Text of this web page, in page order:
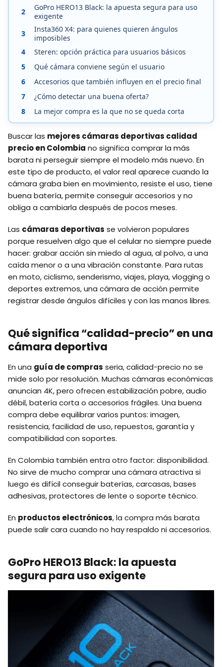
2
GoPro HERO13 Black: la apuesta segura para uso
exigente
3
Insta360 X4: para quienes quieren ángulos
imposibles
4
Steren: opción práctica para usuarios básicos
5
Qué cámara conviene según el usuario
6
Accesorios que también influyen en el precio final
7
¿Cómo detectar una buena oferta?
8
La mejor compra es la que no se queda corta
Buscar las mejores cámaras deportivas calidad
precio en Colombia no significa comprar la más
barata ni perseguir siempre el modelo más nuevo. En
este tipo de producto, el valor real aparece cuando la
cámara graba bien en movimiento, resiste el uso, tiene
buena batería, permite conseguir accesorios y no
obliga a cambiarla después de pocos meses.
Las cámaras deportivas se volvieron populares
porque resuelven algo que el celular no siempre puede
hacer: grabar acción sin miedo al agua, al polvo, a una
caída menor o a una vibración constante. Para rutas
en moto, ciclismo, senderismo, viajes, playa, vlogging o
deportes extremos, una cámara de acción permite
registrar desde ángulos difíciles y con las manos libres.
Qué significa “calidad-precio” en una
cámara deportiva
En una guía de compras seria, calidad-precio no se
mide solo por resolución. Muchas cámaras económicas
anuncian 4K, pero ofrecen estabilización pobre, audio
débil, batería corta o accesorios frágiles. Una buena
compra debe equilibrar varios puntos: imagen,
resistencia, facilidad de uso, repuestos, garantía y
compatibilidad con soportes.
En Colombia también entra otro factor: disponibilidad.
No sirve de mucho comprar una cámara atractiva si
luego es difícil conseguir baterías, carcasas, bases
adhesivas, protectores de lente o soporte técnico.
En productos electrónicos, la compra más barata
puede salir cara cuando no hay respaldo ni accesorios.
GoPro HERO13 Black: la apuesta
segura para uso exigente